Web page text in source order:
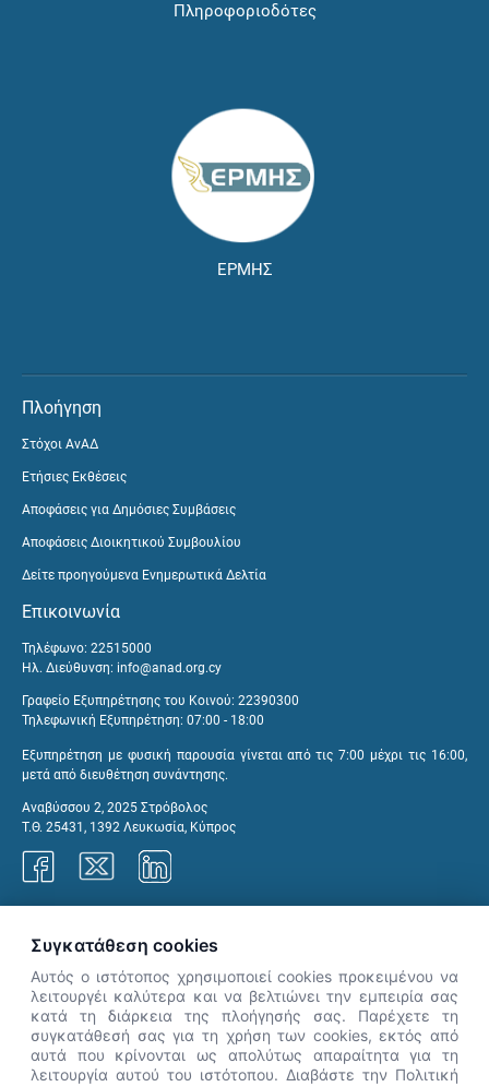
Πληροφοριοδότες
ΕΡΜΗΣ
Πλοήγηση
Στόχοι ΑνΑΔ
Ετήσιες Εκθέσεις
Αποφάσεις για Δημόσιες Συμβάσεις
Αποφάσεις Διοικητικού Συμβουλίου
Δείτε προηγούμενα Ενημερωτικά Δελτία
Επικοινωνία
Τηλέφωνο: 22515000
Ηλ. Διεύθυνση: info@anad.org.cy
Γραφείο Εξυπηρέτησης του Κοινού: 22390300
Τηλεφωνική Εξυπηρέτηση: 07:00 - 18:00
Εξυπηρέτηση με φυσική παρουσία γίνεται από τις 7:00 μέχρι τις 16:00,
μετά από διευθέτηση συνάντησης.
Αναβύσσου 2, 2025 Στρόβολος
Τ.Θ. 25431, 1392 Λευκωσία, Κύπρος
👋 Καλώς ήρθες! Είμαι η Νόησις.
Πες μου πώς μπορώ να σε βοηθήσω
Συγκατάθεση cookies
Αυτός ο ιστότοπος χρησιμοποιεί cookies προκειμένου να
λειτουργέι καλύτερα και να βελτιώνει την εμπειρία σας
κατά τη διάρκεια της πλοήγησής σας. Παρέχετε τη
συγκατάθεσή σας για τη χρήση των cookies, εκτός από
αυτά που κρίνονται ως απολύτως απαραίτητα για τη
λειτουργία αυτού του ιστότοπου. Διαβάστε την Πολιτική